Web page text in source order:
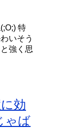
特
いそう
強く思
効
ゃば